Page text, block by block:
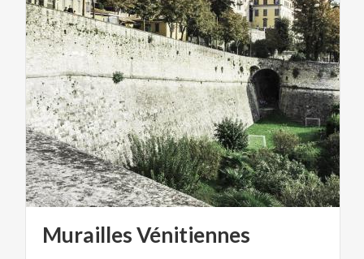
MuraillesVénitiennes